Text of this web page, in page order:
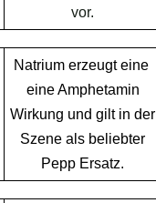
vor.
Natrium erzeugt eine
eineAmphetamin
Wirkung und gilt in der
Szene als beliebter
Pepp Ersatz.